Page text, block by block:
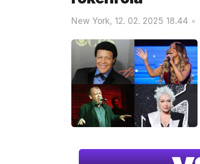
New York, 12. 02. 2025 18.44